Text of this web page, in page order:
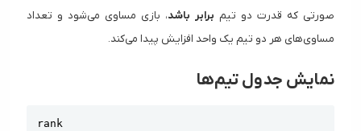
صورتی که قدرت دو تیم برابر باشد، بازی مساوی می‌شود و تعداد
مساوی‌های هر دو تیم یک واحد افزایش پیدا می‌کند.
نمایش جدول تیم‌ها
rank